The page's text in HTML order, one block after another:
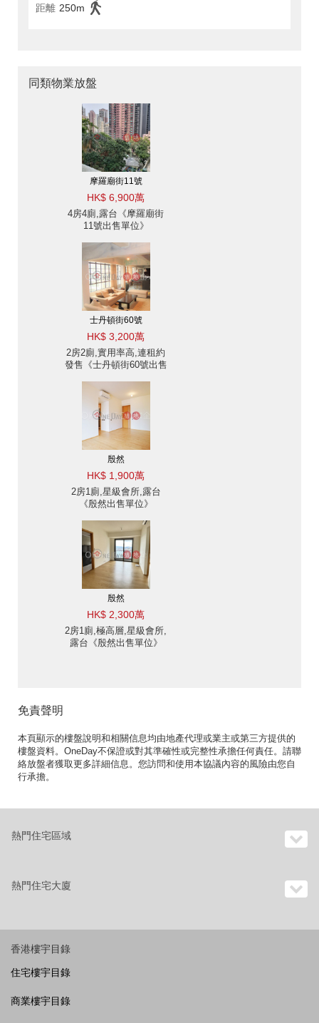
距離 250m
同類物業放盤
摩羅廟街11號
HK$ 6,900萬
4房4廁,露台《摩羅廟街
11號出售單位》
士丹頓街60號
HK$ 3,200萬
2房2廁,實用率高,連租約
發售《士丹頓街60號出售
殷然
HK$ 1,900萬
2房1廁,星級會所,露台
《殷然出售單位》
殷然
HK$ 2,300萬
2房1廁,極高層,星級會所,
露台《殷然出售單位》
免責聲明
本頁顯示的樓盤說明和相關信息均由地產代理或業主或第三方提供的
樓盤資料。OneDay不保證或對其準確性或完整性承擔任何責任。請聯
絡放盤者獲取更多詳細信息。您訪問和使用本協議內容的風險由您自
行承擔。
熱門住宅區域
熱門住宅大廈
香港樓宇目錄
住宅樓宇目錄
商業樓宇目錄